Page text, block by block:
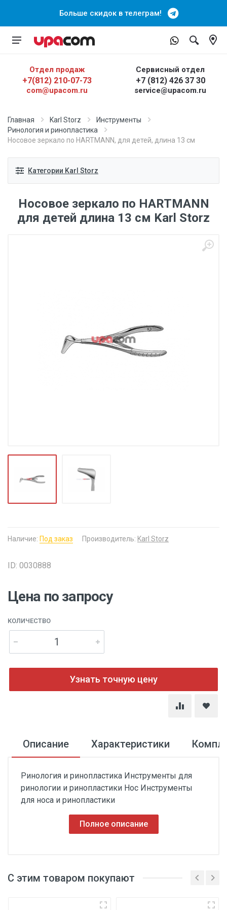
Больше скидок в телеграм!
Отдел продаж
+7(812) 210-07-73
com@upacom.ru
Сервисный отдел
+7 (812) 426 37 30
service@upacom.ru
Главная Karl Storz
Инструменты
Ринология и ринопластика
Носовое зеркало по HARTMANN, для детей, длина 13 см
Категории Karl Storz
Носовое зеркало по HARTMANN
для детей длина 13 см Karl Storz
Наличие: Под заказ Производитель: Karl Storz
ID: 0030888
Цена по запросу
КОЛИЧЕСТВО
Узнать точную цену
Описание Характеристики
Ринология и ринопластика Инструменты для
ринологии и ринопластики Hoc Инструменты
для носа и ринопластики
Полное описание
С этим товаром покупают